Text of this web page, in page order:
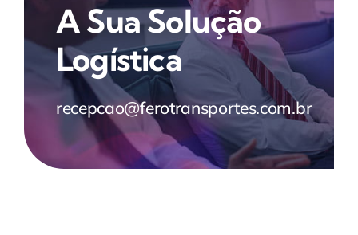
A Sua Solução
Logística
recepcao@ferotransportes.com.br